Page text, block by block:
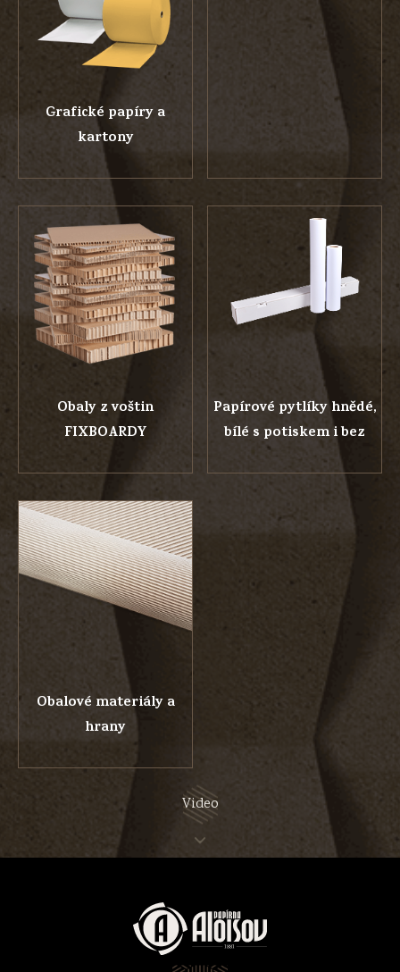
Video
Grafické papíry a
kartony
Obaly z voštin
FIXBOARDY
Papírové pytlíky hnědé,
bílé s potiskem i bez
Obalové materiály a
hrany